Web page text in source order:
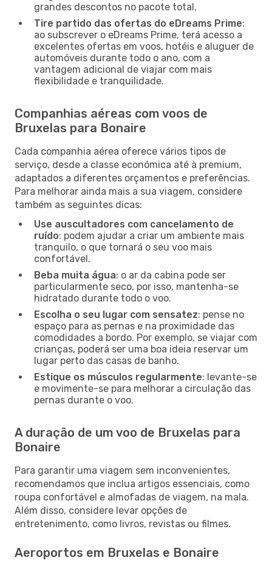
grandes descontos no pacote total.
Tire partido das ofertas do eDreams Prime:
ao subscrever o eDreams Prime, terá acesso a
excelentes ofertas em voos, hotéis e aluguer de
automóveis durante todo o ano, com a
vantagem adicional de viajar com mais
flexibilidade e tranquilidade.
Companhias aéreas com voos de
Bruxelas para Bonaire
Cada companhia aérea oferece vários tipos de
serviço, desde a classe económica até à premium,
adaptados a diferentes orçamentos e preferências.
Para melhorar ainda mais a sua viagem, considere
também as seguintes dicas:
Use auscultadores com cancelamento de
ruído: podem ajudar a criar um ambiente mais
tranquilo, o que tornará o seu voo mais
confortável.
Beba muita água: o ar da cabina pode ser
particularmente seco, por isso, mantenha-se
hidratado durante todo o voo.
Escolha o seu lugar com sensatez: pense no
espaço para as pernas e na proximidade das
comodidades a bordo. Por exemplo, se viajar com
crianças, poderá ser uma boa ideia reservar um
lugar perto das casas de banho.
Estique os músculos regularmente: levante-se
e movimente-se para melhorar a circulação das
pernas durante o voo.
A duração de um voo de Bruxelas para
Bonaire
Para garantir uma viagem sem inconvenientes,
recomendamos que inclua artigos essenciais, como
roupa confortável e almofadas de viagem, na mala.
Além disso, considere levar opções de
entretenimento, como livros, revistas ou filmes.
Aeroportos em Bruxelas e Bonaire